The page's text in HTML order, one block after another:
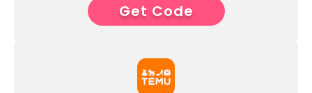
1****
Get Code